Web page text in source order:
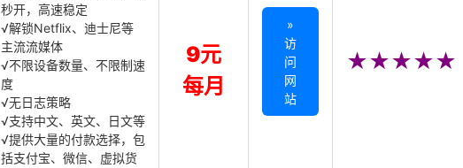
秒开，高速稳定
√解锁Netflix、迪士尼等
主流流媒体
√不限设备数量、不限制速
度
√无日志策略
√支持中文、英文、日文等
√提供大量的付款选择，包
括支付宝、微信、虚拟货
9元
每月
»
访
问
网
站
★★★★★